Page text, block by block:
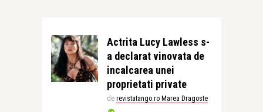
Actrita Lucy Lawless s-
a declarat vinovata de
incalcarea unei
proprietati private
de revistatango.ro Marea Dragoste